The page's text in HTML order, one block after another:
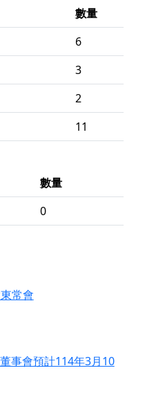
數量
6
3
2
11
數量
0
常會
事會預計114年3月10